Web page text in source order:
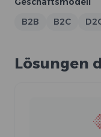
B2B
B2C
Lösungen